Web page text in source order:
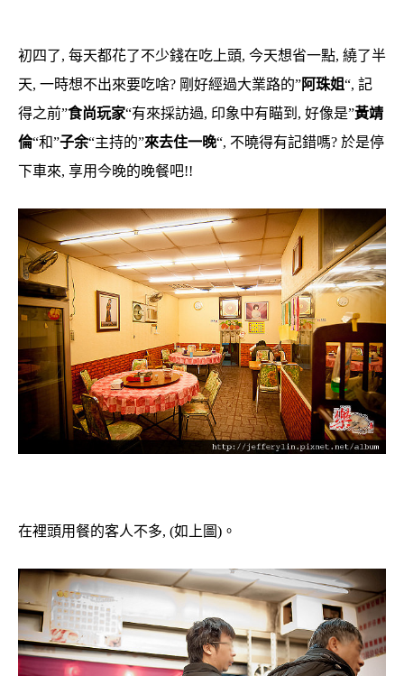
初四了, 每天都花了不少錢在吃上頭, 今天想省一點, 繞了半
天, 一時想不出來要吃啥? 剛好經過大業路的”阿珠姐“, 記
得之前”食尚玩家“有來採訪過, 印象中有瞄到, 好像是”黃靖
倫“和”子余“主持的”來去住一晚“, 不曉得有記錯嗎? 於是停
下車來, 享用今晚的晚餐吧!!
在裡頭用餐的客人不多, (如上圖)。